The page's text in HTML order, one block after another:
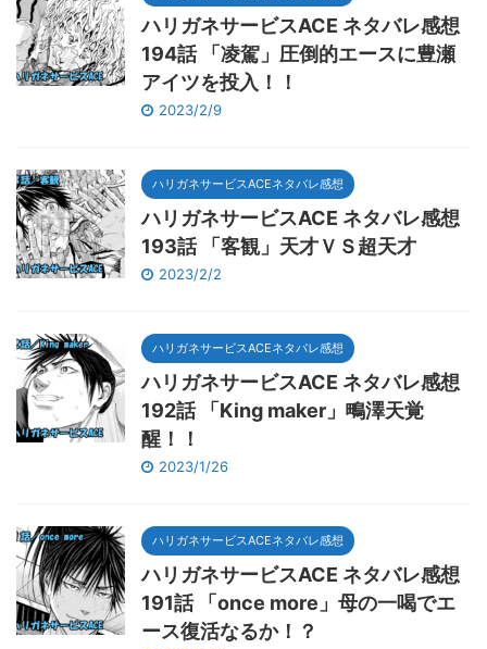
ハリガネサービスACE ネタバレ感想
194話 「凌駕」圧倒的エースに豊瀬
アイツを投入！！
2023/2/9
ハリガネサービスACEネタバレ感想
ハリガネサービスACE ネタバレ感想
193話 「客観」天才ＶＳ超天才
2023/2/2
ハリガネサービスACEネタバレ感想
ハリガネサービスACE ネタバレ感想
192話 「King maker」鴫澤天覚
醒！！
2023/1/26
ハリガネサービスACEネタバレ感想
ハリガネサービスACE ネタバレ感想
191話 「once more」母の一喝でエ
ース復活なるか！？